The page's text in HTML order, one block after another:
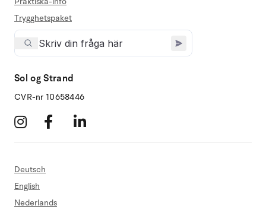
Trygghetspaket
Sol og Strand
CVR-nr 10658446
Deutsch
English
Nederlands